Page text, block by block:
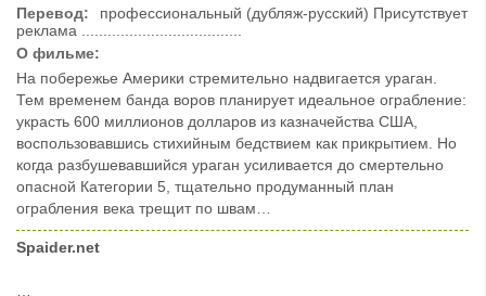
Перевод:
профессиональный (дубляж-русский) Присутствует
реклама .....................................
О фильме:
На побережье Америки стремительно надвигается ураган.
Тем временем банда воров планирует идеальное ограбление:
украсть 600 миллионов долларов из казначейства США,
воспользовавшись стихийным бедствием как прикрытием. Но
когда разбушевавшийся ураган усиливается до смертельно
опасной Категории 5, тщательно продуманный план
ограбления века трещит по швам…
Spaider.net